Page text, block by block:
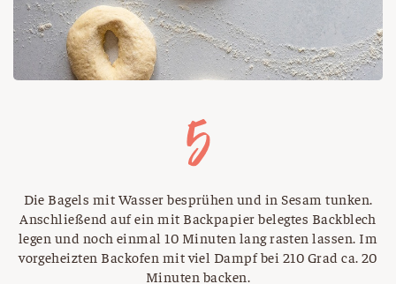
Die Bagels mit Wasser besprühen und in Sesam tunken.
Anschließend auf ein mit Backpapier belegtes Backblech
legen und noch einmal 10 Minuten lang rasten lassen. Im
vorgeheizten Backofen mit viel Dampf bei 210 Grad ca. 20
Minuten backen.